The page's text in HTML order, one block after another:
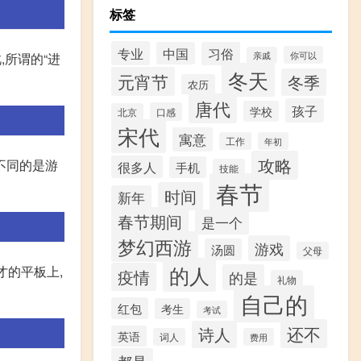
谓的“进
同的是游
的平板上,
标签
专业 中国 习俗 亲戚 你可以
元宵节 农历 冬天 冬季
北京 口感 唐代 学校 孩子
宋代 寓意 工作 年初
很多人 手机 技能 攻略
新年 时间 春节
春节期间 是一个
梦幻西游 汤圆 游戏 父母
疫情 的人 的是 礼物
红包 考生 考试 自己的
英语 词人 诗人 费用 还不